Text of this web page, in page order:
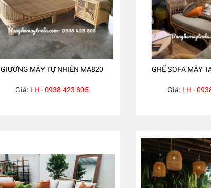
GIƯỜNG MÂY TỰ NHIÊN MA820
Giá: LH - 0938 423 805
GHẾ SOFA MÂY
Giá: LH -